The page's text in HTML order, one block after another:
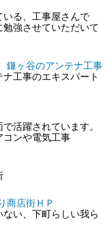
る、工事屋さんで
強させていただいて
鎌ヶ谷のアンテナ工事
工事のエキスパート
活躍されています。
ンや電気工事
商店街ＨＰ
い、下町らしい我ら